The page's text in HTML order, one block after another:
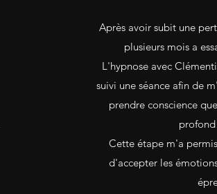
Après avoir subit une
plusieurs mois a
L'hypnose avec
suivi une séance afin de
prendre conscience
Cette étape m'a
d'accepter les